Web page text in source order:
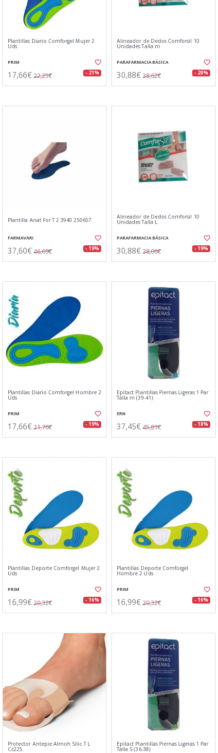
Plantillas Diario Comforgel Mujer 2
Uds
PRIM
17,66€ 22,25€ - 21%
Alineador de Dedos Comforsil 10
Unidades Talla m
PARAFARMACIA BÁSICA
30,88€ 38,62€ - 20%
Plantilla Anat For T 2 3940 250657
FARMAVARI
37,60€ 46,69€ - 19%
Alineador de Dedos Comforsil 10
Unidades Talla L
PARAFARMACIA BÁSICA
30,88€ 38,06€ - 19%
Plantillas Diario Comforgel Hombre 2
Uds
PRIM
17,66€ 21,76€ - 19%
Epitact Plantillas Piernas Ligeras 1 Par
Talla m (39-41)
ERN
37,45€ 45,81€ - 18%
Plantillas Deporte Comforgel Mujer 2
Uds
PRIM
16,99€ 20,32€ - 16%
Plantillas Deporte Comforgel
Hombre 2 Uds
PRIM
16,99€ 20,32€ - 16%
Protector Antepie Almoh Silic T L
Cc225
Epitact Plantillas Piernas Ligeras 1 Par
Talla S (36-38)